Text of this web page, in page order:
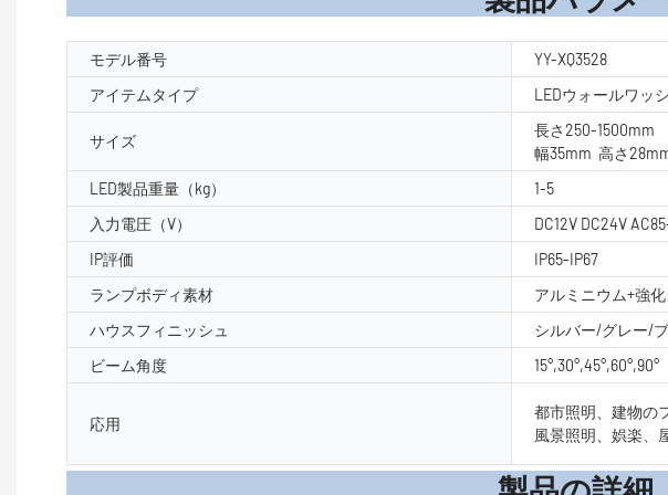
モデル番号 YY-XQ3528
アイテムタイプ
LEDウォールワッ
サイズ
長さ250-1500mm
幅35mm 高さ
LED製品重量（kg） 1-5
入力電圧（V）
DC12V DC24V
IP評価
IP65-IP67
ランプボディ素材
アルミニウム+強
ハウスフィニッシュ
シルバー/グレー/
ビーム角度
15°,30°,45°,60°,90°
応用
都市照明、建物の
風景照明、娯楽、